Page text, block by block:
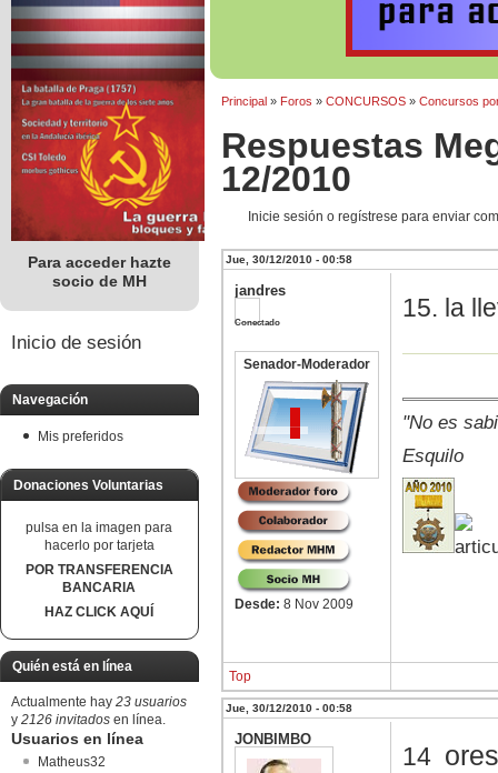
Para acceder hazte
socio de MH
Inicio de sesión
Navegación
Mis preferidos
Donaciones Voluntarias
pulsa en la imagen para
hacerlo por tarjeta
POR TRANSFERENCIA
BANCARIA
HAZ CLICK AQUÍ
Quién está en línea
Actualmente hay 23 usuarios
y 2126 invitados en línea.
Usuarios en línea
Matheus32
Principal» Foros » CONCURSOS» Concursos
Respuestas
12/2010
Inicie sesión o regístrese para enviar
Jue, 30/12/2010 - 00:58
jandres
Conectado
Senador-Moderador
Desde: 8 Nov 2009
15. la
"No es
Esquilo
Top
Jue, 30/12/2010 - 00:58
JONBIMBO
14